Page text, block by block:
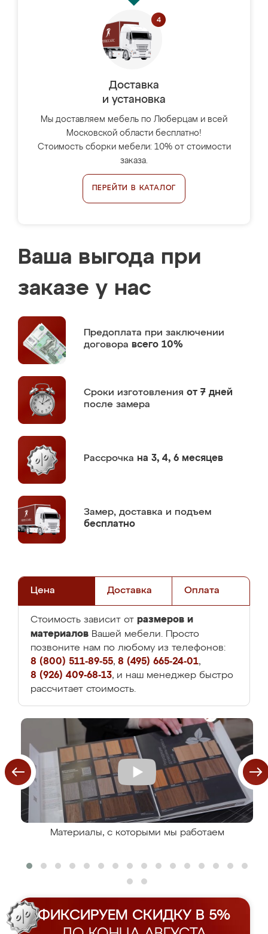
Доставка
и установка
Мы доставляем мебель по Люберцам и всей
Московской области бесплатно!
Стоимость сборки мебели: 10% от стоимости
заказа.
ПЕРЕЙТИ В КАТАЛОГ
Ваша выгода при
заказе у нас
Предоплата при заключении
договора всего 10%
Сроки изготовления от 7 дней
после замера
Рассрочка на 3, 4, 6 месяцев
Замер, доставка и подъем
бесплатно
Цена Доставка Оплата
Стоимость зависит от размеров и
материалов Вашей мебели. Просто
позвоните нам по любому из телефонов:
8 (800) 511-89-55, 8 (495) 665-24-01,
8 (926) 409-68-13, и наш менеджер быстро
рассчитает стоимость.
Материалы, с которыми мы работаем
ФИКСИРУЕМ СКИДКУ В 5%